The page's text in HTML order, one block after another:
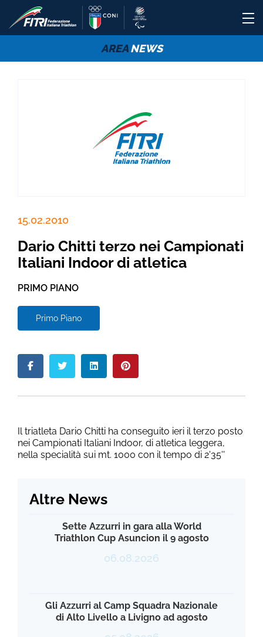
AREANEWS
15.02.2010
Dario Chitti terzo nei Campionati
Italiani Indoor di atletica
PRIMO PIANO
Primo Piano
Il triatleta Dario Chitti ha conseguito ieri il terzo posto
nei Campionati Italiani Indoor, di atletica leggera,
nella specialità sui mt. 1000 con il tempo di 2'35''
Altre News
Sette Azzurri in gara alla World
Triathlon Cup Asuncion il 9 agosto
06.08.2026
Gli Azzurri al Camp Squadra Nazionale
di Alto Livello a Livigno ad agosto